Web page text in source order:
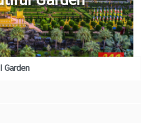
Garden